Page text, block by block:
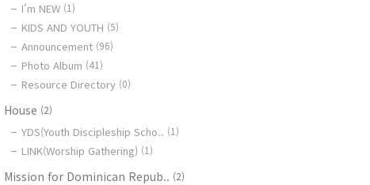
I'm NEW (1)
KIDS AND YOUTH (5)
Announcement (96)
Photo Album (41)
Resource Directory (0)
House (2)
YDS(Youth Discipleship Scho.. (1)
LINK(Worship Gathering) (1)
Mission for Dominican Repub.. (2)